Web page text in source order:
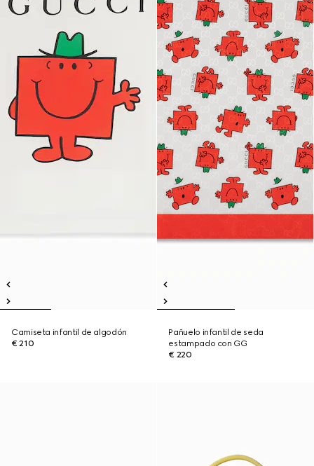
Camiseta infantil de algodón
€ 210
Pañuelo infantil de seda
estampado con GG
€ 220